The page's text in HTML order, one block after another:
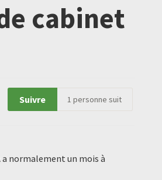
cabinet
Suivre 1 personne suit
a normalement un mois à